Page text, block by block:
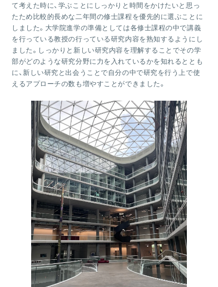
て考えた時に、学ぶことにしっかりと時間をかけたいと思っ
たため比較的長めな二年間の修士課程を優先的に選ぶことに
しました。大学院進学の準備としては各修士課程の中で講義
を行っている教授の行っている研究内容を熟知するようにし
ました。しっかりと新しい研究内容を理解することでその学
部がどのような研究分野に力を入れているかを知れるととも
に、新しい研究と出会うことで自分の中で研究を行う上で使
えるアプローチの数も増やすことができました。